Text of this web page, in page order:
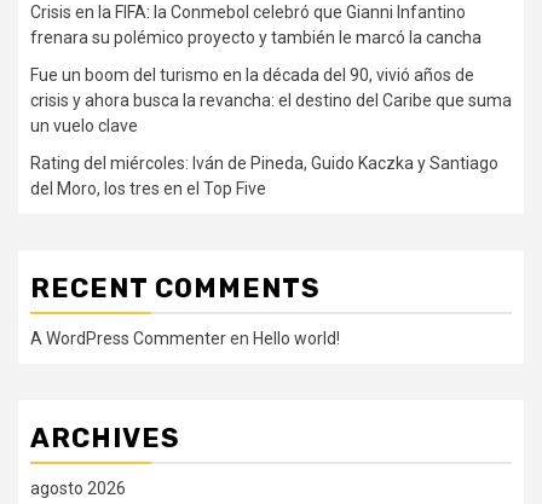
Crisis en la FIFA: la Conmebol celebró que Gianni Infantino
frenara su polémico proyecto y también le marcó la cancha
Fue un boom del turismo en la década del 90, vivió años de
crisis y ahora busca la revancha: el destino del Caribe que suma
un vuelo clave
Rating del miércoles: Iván de Pineda, Guido Kaczka y Santiago
del Moro, los tres en el Top Five
RECENT COMMENTS
A WordPress Commenteren Hello world!
ARCHIVES
agosto 2026